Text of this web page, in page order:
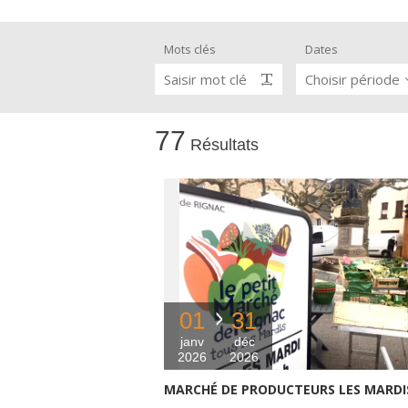
Visites & musées
Un Oeil sur le Passé à Rignac
Les visites accompagnées
L'espace Georges Rouquier à
Nos Campagnes Autrefois à
Le musée de la forge à Belcastel
Mots clés
Saisir mot clé
Dates
Choisir période
77 Résultats
01
janv
2026
31
déc
2026
MARCHÉ DE PRODUCTEURS LES